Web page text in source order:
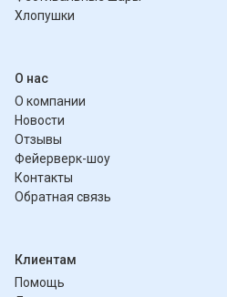
Хлопушки
О нас
О компании
Новости
Отзывы
Фейерверк-шоу
Контакты
Обратная связь
Клиентам
Помощь